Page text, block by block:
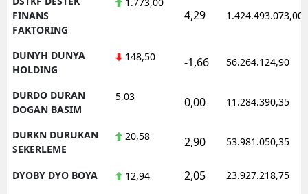
FINANS
FAKTORING
4,29 1.424.493.073,00
DUNYH DUNYA
HOLDING
148,50 -1,66 56.264.124,90
DURDO DURAN
DOGAN BASIM
5,03 0,00 11.284.390,35
DURKN DURUKAN
SEKERLEME
20,58 2,90 53.981.050,35
DYOBY DYO BOYA 12,94 2,05 23.927.218,75